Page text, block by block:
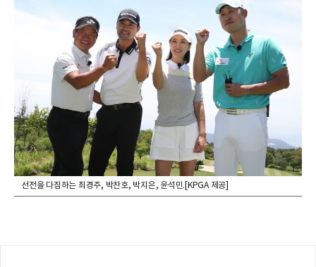
선전을 다짐하는 최경주, 박찬호, 박지은, 윤석민.[KPGA 제공]